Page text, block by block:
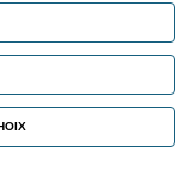
suivant la
PROMEO,
dans les